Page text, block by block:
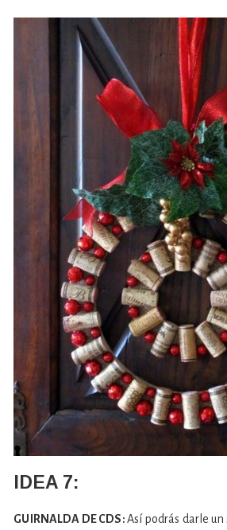
IDEA 7:
GUIRNALDA DE CDS:Así podrás darle un